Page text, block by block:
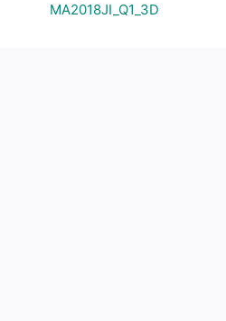
MA2018JI_Q1_3D